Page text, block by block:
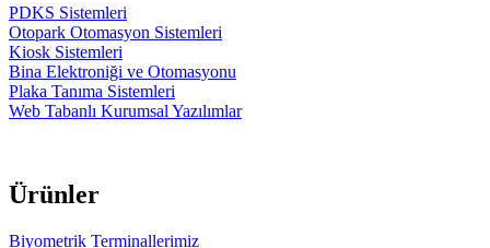
PDKS Sistemleri
Otopark Otomasyon Sistemleri
Kiosk Sistemleri
Bina Elektroniği ve Otomasyonu
Plaka Tanıma Sistemleri
Web Tabanlı Kurumsal Yazılımlar
Ürünler
Biyometrik Terminallerimiz